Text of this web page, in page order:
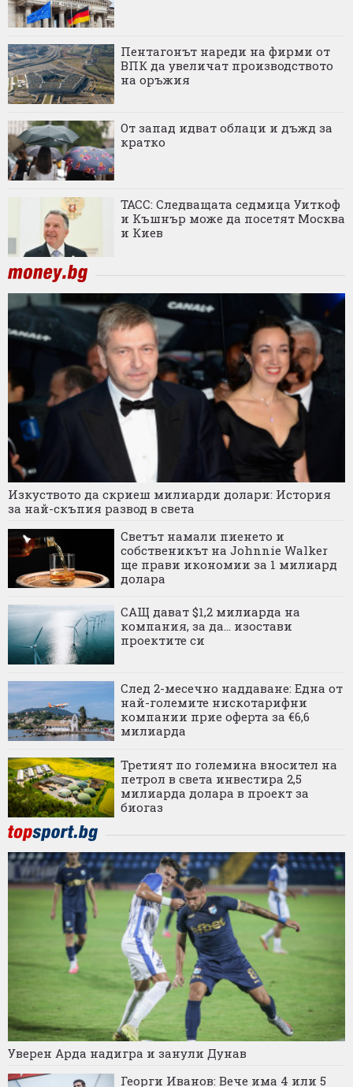
Пентагонът нареди на фирми от
ВПК да увеличат производството
на оръжия
От запад идват облаци и дъжд за
кратко
ТАСС: Следващата седмица Уиткоф
и Къшнър може да посетят Москва
и Киев
Изкуството да скриеш милиарди долари: История
за най-скъпия развод в света
Светът намали пиенето и
собственикът на Johnnie Walker
ще прави икономии за 1 милиард
долара
САЩ дават $1,2 милиарда на
компания, за да... изостави
проектите си
След 2-месечно наддаване: Една от
най-големите нискотарифни
компании прие оферта за €6,6
милиарда
Третият по големина вносител на
петрол в света инвестира 2,5
милиарда долара в проект за
биогаз
Уверен Арда надигра и занули Дунав
Георги Иванов: Вече има 4 или 5